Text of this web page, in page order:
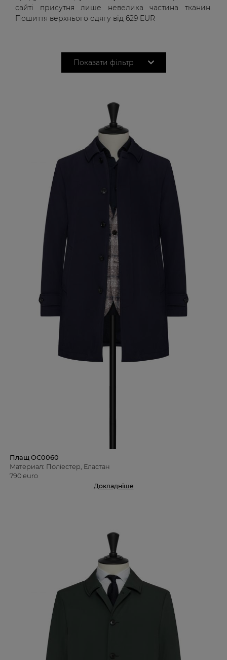
сайті присутня лише невелика частина тканин.
Пошиття верхнього одягу від 629 EUR
Показати фільтр
Плащ OC0060
Материал: Поліестер, Еластан
790 euro
Докладніше